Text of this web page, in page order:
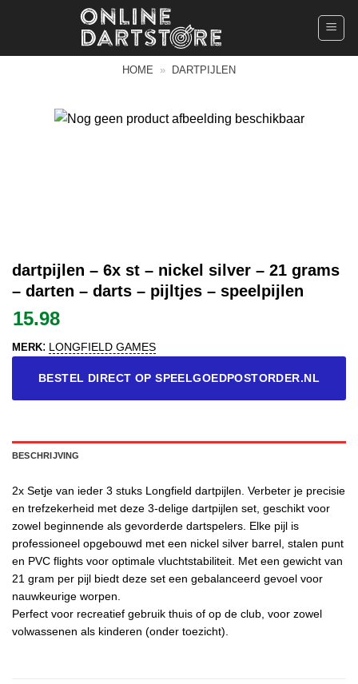
HOME » DARTPIJLEN
dartpijlen – 6x st – nickel silver – 21 grams
– darten – darts – pijltjes – speelpijlen
15.98
MERK: LONGFIELD GAMES
BESTEL DIRECT OP SPEELGOEDPOSTORDER.NL
BESCHRIJVING
2x Setje van ieder 3 stuks Longfield dartpijlen. Verbeter je precisie
en trefzekerheid met deze 3-delige dartpijlen set, geschikt voor
zowel beginnende als gevorderde dartspelers. Elke pijl is
professioneel opgebouwd met een nickel silver barrel, stalen punt
en PVC flights voor optimale vluchtstabiliteit. Met een gewicht van
21 gram per pijl biedt deze set een gebalanceerd gevoel voor
nauwkeurige worpen.
Perfect voor recreatief gebruik thuis of op de club, voor zowel
volwassenen als kinderen (onder toezicht).